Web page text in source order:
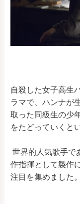
自殺した女子高生
ラマで、ハンナが
取った同級生の少
をたどっていくと
世界的人気歌手で
作指揮として製作
注目を集めました。